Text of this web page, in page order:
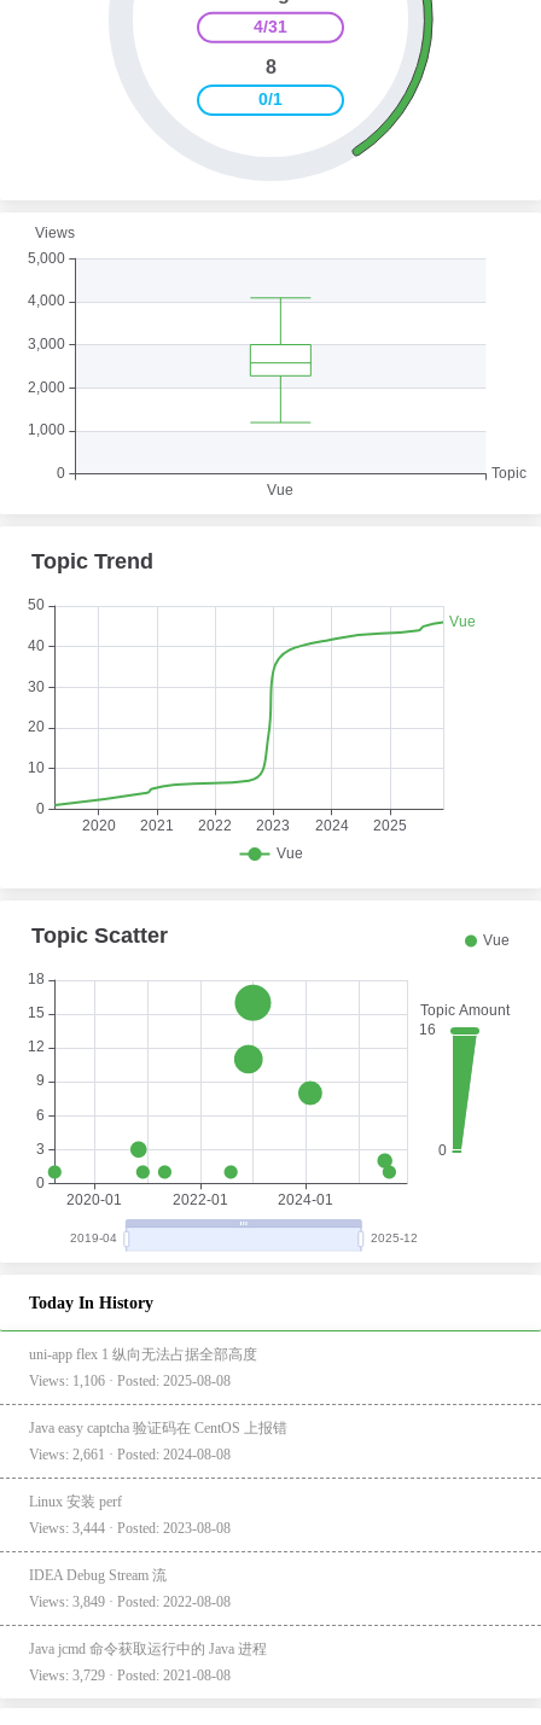
Today In History
uni-app flex 1 纵向无法占据全部高度
Views: 1,106 · Posted: 2025-08-08
Java easy captcha 验证码在 CentOS 上报错
Views: 2,661 · Posted: 2024-08-08
Linux 安装 perf
Views: 3,444 · Posted: 2023-08-08
IDEA Debug Stream 流
Views: 3,849 · Posted: 2022-08-08
Java jcmd 命令获取运行中的 Java 进程
Views: 3,729 · Posted: 2021-08-08